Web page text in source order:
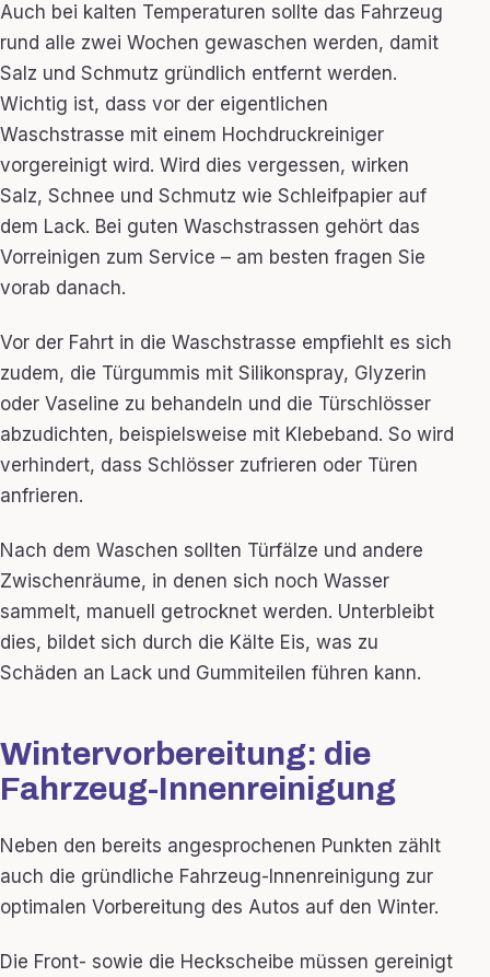
Auch bei kalten Temperaturen sollte das Fahrzeug
rund alle zwei Wochen gewaschen werden, damit
Salz und Schmutz gründlich entfernt werden.
Wichtig ist, dass vor der eigentlichen
Waschstrasse mit einem Hochdruckreiniger
vorgereinigt wird. Wird dies vergessen, wirken
Salz, Schnee und Schmutz wie Schleifpapier auf
dem Lack. Bei guten Waschstrassen gehört das
Vorreinigen zum Service – am besten fragen Sie
vorab danach.
Vor der Fahrt in die Waschstrasse empfiehlt es sich
zudem, die Türgummis mit Silikonspray, Glyzerin
oder Vaseline zu behandeln und die Türschlösser
abzudichten, beispielsweise mit Klebeband. So wird
verhindert, dass Schlösser zufrieren oder Türen
anfrieren.
Nach dem Waschen sollten Türfälze und andere
Zwischenräume, in denen sich noch Wasser
sammelt, manuell getrocknet werden. Unterbleibt
dies, bildet sich durch die Kälte Eis, was zu
Schäden an Lack und Gummiteilen führen kann.
Wintervorbereitung: die
Fahrzeug-Innenreinigung
Neben den bereits angesprochenen Punkten zählt
auch die gründliche Fahrzeug-Innenreinigung zur
optimalen Vorbereitung des Autos auf den Winter.
Die Front- sowie die Heckscheibe müssen gereinigt